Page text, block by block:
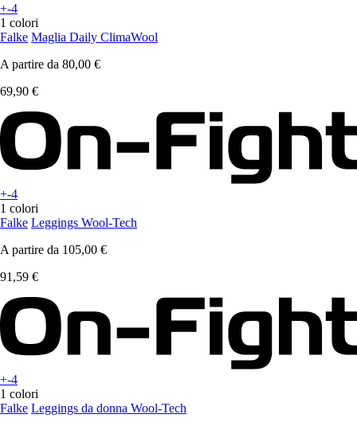
+-4
1 colori
Falke Maglia Daily ClimaWool
A partire da 80,00 €
69,90 €
+-4
1 colori
Falke Leggings Wool-Tech
A partire da 105,00 €
91,59 €
+-4
1 colori
Falke Leggings da donna Wool-Tech